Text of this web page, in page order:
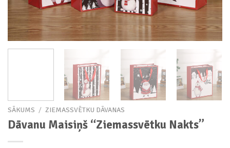
SĀKUMS / ZIEMASSVĒTKU DĀVANAS
Dāvanu Maisiņš “Ziemassvētku Nakts”